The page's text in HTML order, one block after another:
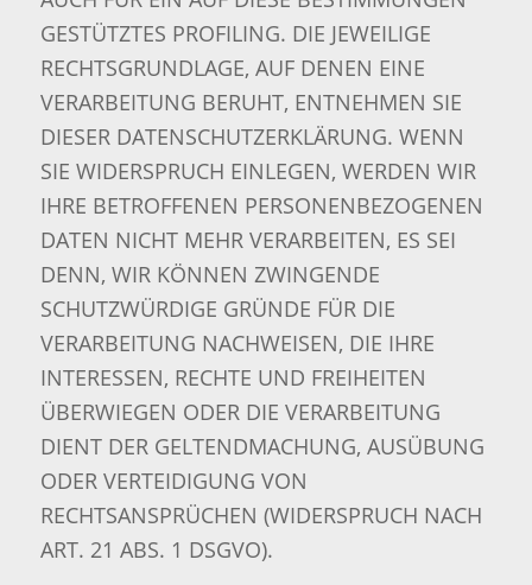
GESTÜTZTES PROFILING. DIE JEWEILIGE
RECHTSGRUNDLAGE, AUF DENEN EINE
VERARBEITUNG BERUHT, ENTNEHMEN SIE
DIESER DATENSCHUTZERKLÄRUNG. WENN
SIE WIDERSPRUCH EINLEGEN, WERDEN WIR
IHRE BETROFFENEN PERSONENBEZOGENEN
DATEN NICHT MEHR VERARBEITEN, ES SEI
DENN, WIR KÖNNEN ZWINGENDE
SCHUTZWÜRDIGE GRÜNDE FÜR DIE
VERARBEITUNG NACHWEISEN, DIE IHRE
INTERESSEN, RECHTE UND FREIHEITEN
ÜBERWIEGEN ODER DIE VERARBEITUNG
DIENT DER GELTENDMACHUNG, AUSÜBUNG
ODER VERTEIDIGUNG VON
RECHTSANSPRÜCHEN (WIDERSPRUCH NACH
ART. 21 ABS. 1 DSGVO).